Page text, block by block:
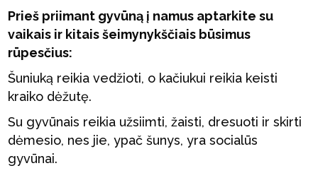
Prieš priimant gyvūną į namus aptarkite su
vaikais ir kitais šeimynykščiais būsimus
rūpesčius:
Šuniuką reikia vedžioti, o kačiukui reikia keisti
kraiko dėžutę.
Su gyvūnais reikia užsiimti, žaisti, dresuoti ir skirti
dėmesio, nes jie, ypač šunys, yra socialūs
gyvūnai.